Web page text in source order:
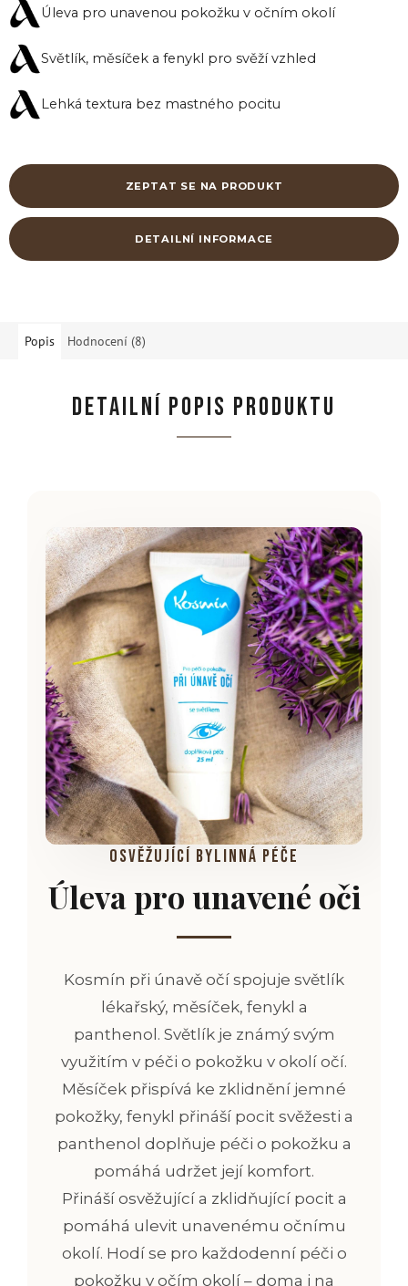
Úleva pro unavenou pokožku v očním okolí
Světlík, měsíček a fenykl pro svěží vzhled
Lehká textura bez mastného pocitu
ZEPTAT SE NA PRODUKT
DETAILNÍ INFORMACE
Popis Hodnocení (8)
DETAILNÍ POPIS PRODUKTU
osvěžující bylinná péče
Úleva pro unavené oči
Kosmín při únavě očí spojuje světlík
lékařský, měsíček, fenykl a
panthenol. Světlík je známý svým
využitím v péči o pokožku v okolí očí.
Měsíček přispívá ke zklidnění jemné
pokožky, fenykl přináší pocit svěžesti a
panthenol doplňuje péči o pokožku a
pomáhá udržet její komfort.
Přináší osvěžující a zklidňující pocit a
pomáhá ulevit unavenému očnímu
okolí. Hodí se pro každodenní péči o
pokožku v očím okolí – doma i na